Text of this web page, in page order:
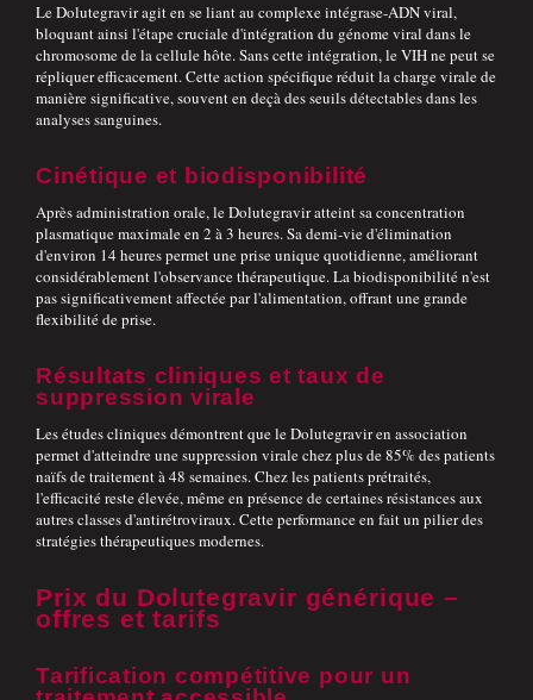
Le Dolutegravir agit en se liant au complexe intégrase-ADN viral,
bloquant ainsi l'étape cruciale d'intégration du génome viral dans le
chromosome de la cellule hôte. Sans cette intégration, le VIH ne peut se
répliquer efficacement. Cette action spécifique réduit la charge virale de
manière significative, souvent en deçà des seuils détectables dans les
analyses sanguines.
Cinétique et biodisponibilité
Après administration orale, le Dolutegravir atteint sa concentration
plasmatique maximale en 2 à 3 heures. Sa demi-vie d'élimination
d'environ 14 heures permet une prise unique quotidienne, améliorant
considérablement l'observance thérapeutique. La biodisponibilité n'est
pas significativement affectée par l'alimentation, offrant une grande
flexibilité de prise.
Résultats cliniques et taux de
suppression virale
Les études cliniques démontrent que le Dolutegravir en association
permet d'atteindre une suppression virale chez plus de 85% des patients
naïfs de traitement à 48 semaines. Chez les patients prétraités,
l'efficacité reste élevée, même en présence de certaines résistances aux
autres classes d'antirétroviraux. Cette performance en fait un pilier des
stratégies thérapeutiques modernes.
Prix du Dolutegravir générique –
offres et tarifs
Tarification compétitive pour un